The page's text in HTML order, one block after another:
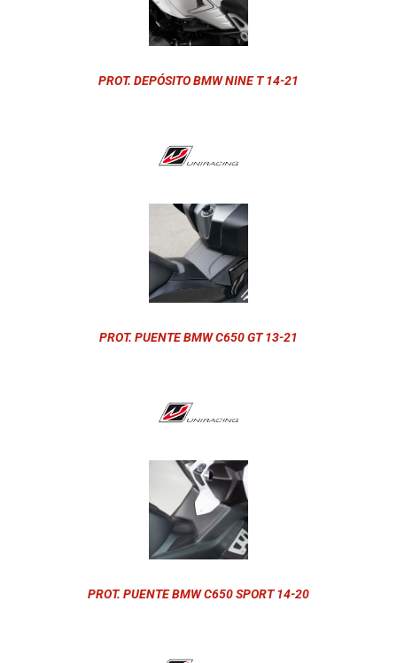
PROT. DEPÓSITO BMW NINE T 14-21
PROT. PUENTE BMW C650 GT 13-21
PROT. PUENTE BMW C650 SPORT 14-20